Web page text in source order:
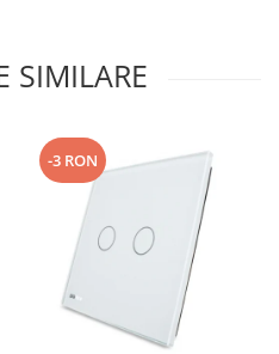
SIMILARE
-3 RON